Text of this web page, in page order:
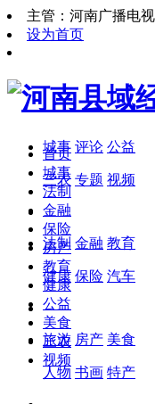
主管：河南广播电
设为首页
城事 评论 公益
三农 专题 视频
法制 金融 教育
健康 保险 汽车
旅游 房产 美食
人物 书画 特产
首页
城事
法制
金融
保险
房产
教育
健康
公益
美食
三农
视频